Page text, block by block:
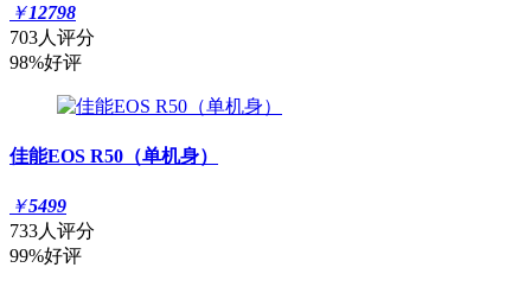
￥12798
703人评分
98%好评
佳能EOS R50（单机身）
￥5499
733人评分
99%好评